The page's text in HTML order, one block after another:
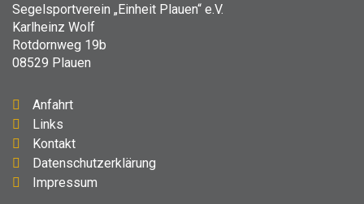
Segelsportverein „Einheit Plauen“ e.V.
Karlheinz Wolf
Rotdornweg 19b
08529 Plauen
Anfahrt
Links
Kontakt
Datenschutzerklärung
Impressum